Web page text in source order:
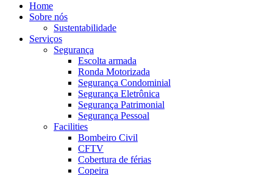
Home
Sobre nós
Sustentabilidade
Serviços
Segurança
Escolta armada
Ronda Motorizada
Segurança Condominial
Segurança Eletrônica
Segurança Patrimonial
Segurança Pessoal
Facilities
Bombeiro Civil
CFTV
Cobertura de férias
Copeira